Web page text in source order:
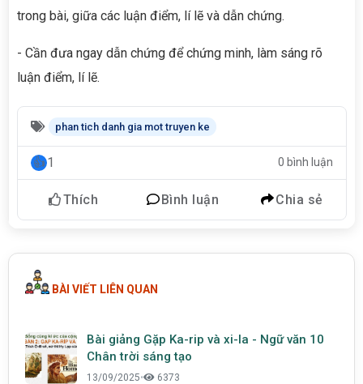
trong bài, giữa các luận điểm, lí lẽ và dẫn chứng.
- Cần đưa ngay dẫn chứng để chứng minh, làm sáng rõ
luận điểm, lí lẽ.
phan tich danh gia mot truyen ke
1 0 bình luận
Thích Bình luận Chia sẻ
BÀI VIẾT LIÊN QUAN
Bài giảng Gặp Ka-rip và xi-la - Ngữ văn 10
Chân trời sáng tạo
13/09/2025• 6373